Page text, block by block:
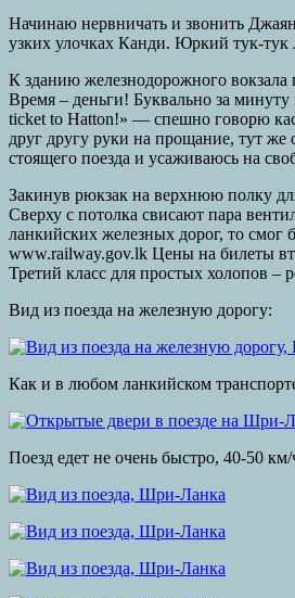
Начинаю нервничать и звонить
узких улочках Канди. Юркий тук-тук
К зданию железнодорожного
Время – деньги! Буквально за
ticket to Hatton!» — спешно говорю
друг другу руки на прощание, тут же
стоящего поезда и усаживаюсь на
Закинув рюкзак на верхнюю полку
Сверху с потолка свисают пара
ланкийских железных дорог, то смог
www.railway.gov.lk Цены на билеты
Третий класс для простых холопов –
Вид из поезда на железную дорогу:
Как и в любом ланкийском
Поезд едет не очень быстро, 40-50